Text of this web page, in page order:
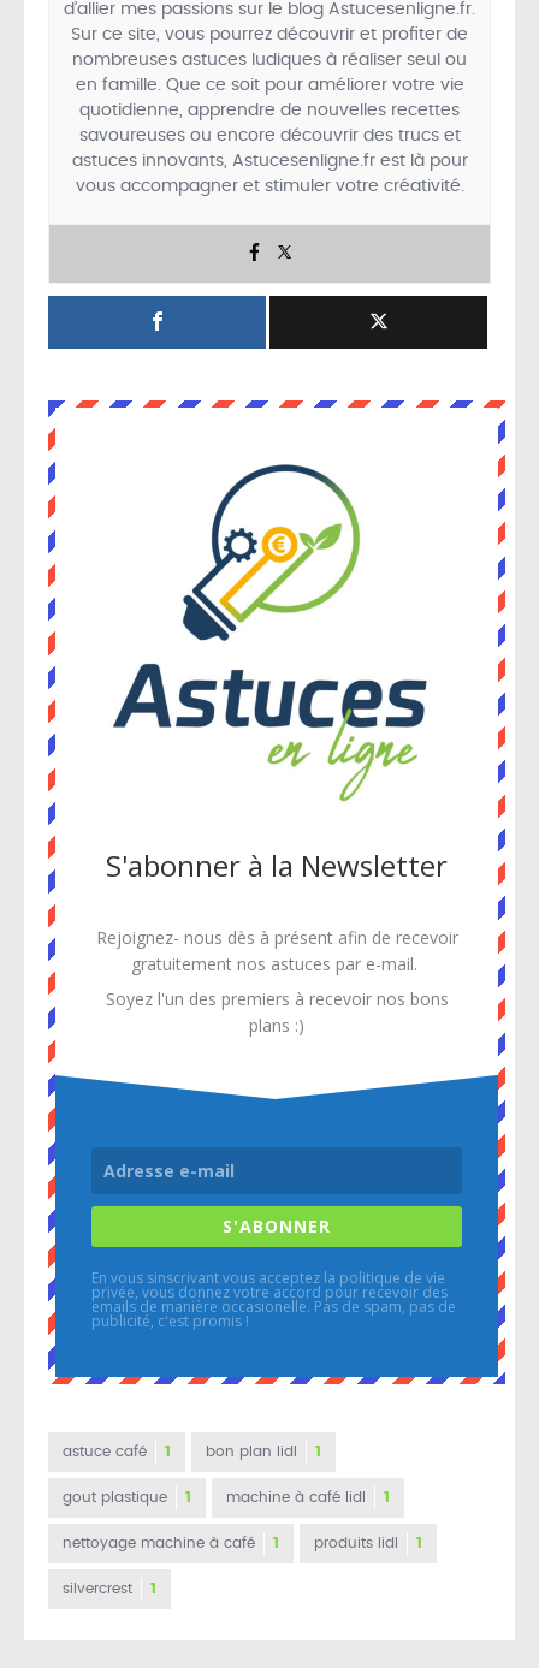
d’allier mes passions sur le blog Astucesenligne.fr.
Sur ce site, vous pourrez découvrir et profiter de
nombreuses astuces ludiques à réaliser seul ou
en famille. Que ce soit pour améliorer votre vie
quotidienne, apprendre de nouvelles recettes
savoureuses ou encore découvrir des trucs et
astuces innovants, Astucesenligne.fr est là pour
vous accompagner et stimuler votre créativité.
S'abonner à la Newsletter
Rejoignez- nous dès à présent afin de recevoir
gratuitement nos astuces par e-mail.
Soyez l'un des premiers à recevoir nos bons
plans :)
S'ABONNER
En vous sinscrivant vous acceptez la politique de vie
privée, vous donnez votre accord pour recevoir des
emails de manière occasionelle. Pas de spam, pas de
publicité, c'est promis !
astuce café 1 bon plan lidl 1
gout plastique 1 machine à café lidl 1
nettoyage machine à café 1 produits lidl 1
silvercrest 1